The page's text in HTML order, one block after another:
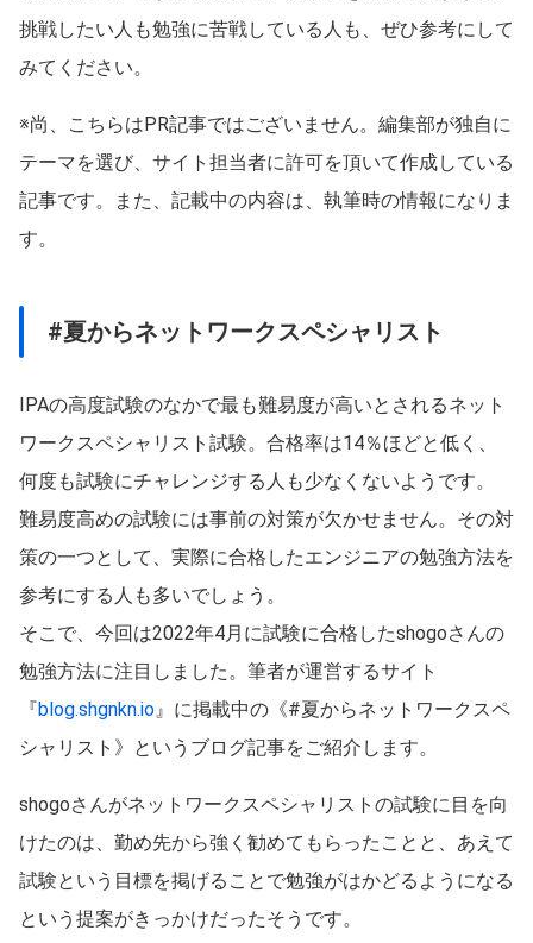
挑戦したい人も勉強に苦戦している人も、ぜひ参考にして
みてください。
※尚、こちらはPR記事ではございません。編集部が独自に
テーマを選び、サイト担当者に許可を頂いて作成している
記事です。また、記載中の内容は、執筆時の情報になりま
す。
#夏からネットワークスペシャリスト
IPAの高度試験のなかで最も難易度が高いとされるネット
ワークスペシャリスト試験。合格率は14％ほどと低く、
何度も試験にチャレンジする人も少なくないようです。
難易度高めの試験には事前の対策が欠かせません。その対
策の一つとして、実際に合格したエンジニアの勉強方法を
参考にする人も多いでしょう。
そこで、今回は2022年4月に試験に合格したshogoさんの
勉強方法に注目しました。筆者が運営するサイト
『blog.shgnkn.io 』に掲載中の《#夏からネットワークスペ
シャリスト》というブログ記事をご紹介します。
shogoさんがネットワークスペシャリストの試験に目を向
けたのは、勤め先から強く勧めてもらったことと、あえて
試験という目標を掲げることで勉強がはかどるようになる
という提案がきっかけだったそうです。